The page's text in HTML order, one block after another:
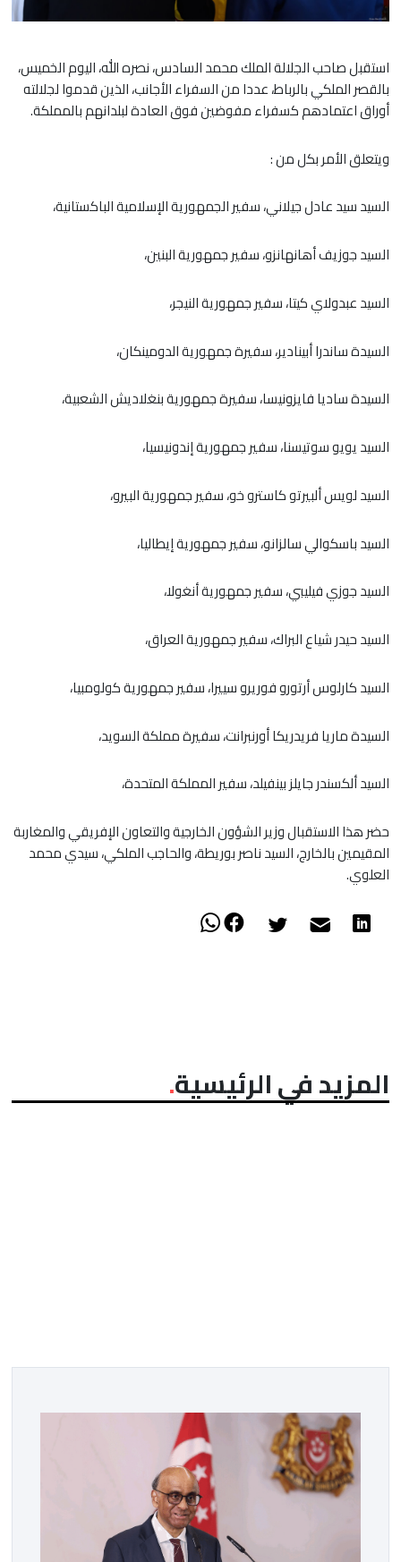
استقبل صاحب الجلالة الملك محمد السادس، نصره الله، اليوم الخميس،
بالقصر الملكي بالرباط، عددا من السفراء الأجانب، الذين قدموا لجلالته
أوراق اعتمادهم كسفراء مفوضين فوق العادة لبلدانهم بالمملكة.
ويتعلق الأمر بكل من :
السيد سيد عادل جيلاني، سفير الجمهورية الإسلامية الباكستانية،
السيد جوزيف أهانهانزو، سفير جمهورية البنين،
السيد عبدولاي كيتا، سفير جمهورية النيجر،
السيدة ساندرا أبينادير، سفيرة جمهورية الدومينكان،
السيدة ساديا فايزونيسا، سفيرة جمهورية بنغلاديش الشعبية،
السيد يويو سوتيسنا، سفير جمهورية إندونيسيا،
السيد لويس ألبيرتو كاسترو خو، سفير جمهورية البيرو،
السيد باسكوالي سالزانو، سفير جمهورية إيطاليا،
السيد جوزي فيليبي، سفير جمهورية أنغولا،
السيد حيدر شياع البراك، سفير جمهورية العراق،
السيد كارلوس أرتورو فوريرو سييرا، سفير جمهورية كولومبيا،
السيدة ماريا فريدريكا أورنبرانت، سفيرة مملكة السويد،
السيد ألكسندر جايلز بينفيلد، سفير المملكة المتحدة،
حضر هذا الاستقبال وزير الشؤون الخارجية والتعاون الإفريقي والمغاربة
المقيمين بالخارج، السيد ناصر بوريطة، والحاجب الملكي، سيدي محمد
العلوي.
المزيد في الرئيسية